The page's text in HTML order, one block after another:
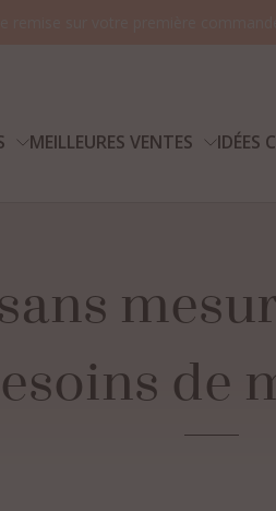
MEILLEURES VENTES IDÉES
de